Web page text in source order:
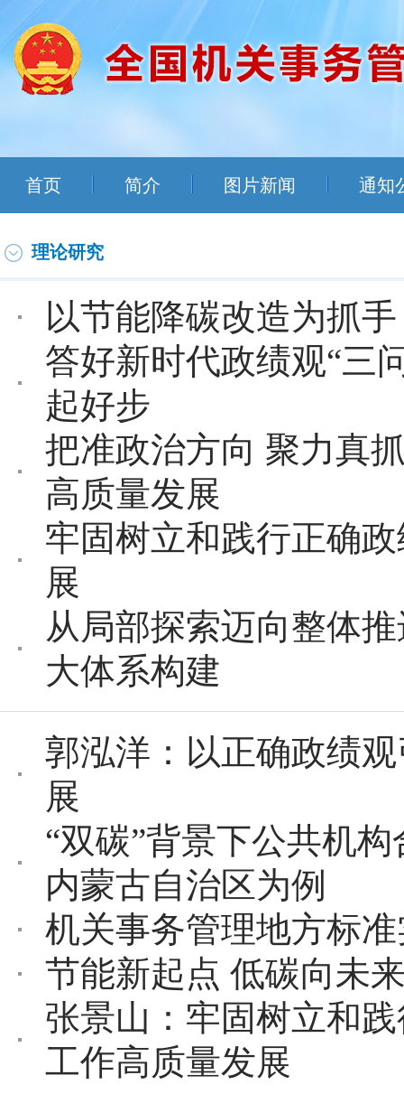
首页 简介 图片新闻 通知
理论研究
以节能降碳改造为抓
答好新时代政绩观“三
起好步
把准政治方向 聚力真
高质量发展
牢固树立和践行正确
展
从局部探索迈向整体
大体系构建
郭泓洋：以正确政绩
展
“双碳”背景下公共机
内蒙古自治区为例
机关事务管理地方标
节能新起点 低碳向未
张景山：牢固树立和
工作高质量发展